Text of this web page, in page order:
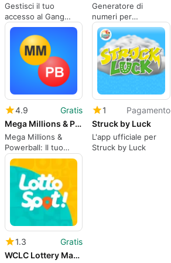
Gestisci il tuo
accesso al Gang
Band Festival
Generatore di
numeri per
EuroMillions
4.9
Gratis
Mega Millions & Powerball
Mega Millions &
Powerball: Il tuo
compagno per i
jackpot della lotteria
1
Pagamento
Struck by Luck
L'app ufficiale per
Struck by Luck
1.3
Gratis
WCLC Lottery Manager